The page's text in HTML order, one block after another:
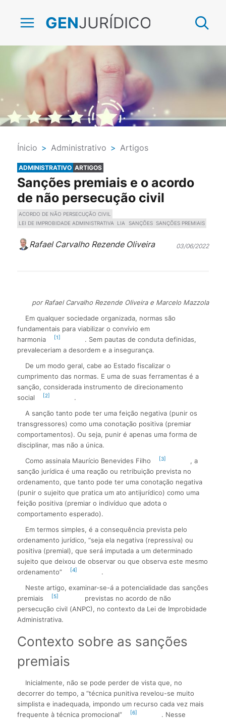
GENJURÍDICO
Ínicio > Administrativo > Artigos
ADMINISTRATIVO ARTIGOS
Sanções premiais e o acordo
de não persecução civil
ACORDO DE NÃO PERSECUÇÃO CIVIL
LEI DE IMPROBIDADE ADMINISTRATIVA
LIA SANÇÕES SANÇÕES PREMIAIS
Rafael Carvalho Rezende Oliveira 03/06/2022
por Rafael Carvalho Rezende Oliveira e Marcelo Mazzola
Em qualquer sociedade organizada, normas são
fundamentais para viabilizar o convívio em
harmonia
[1]
. Sem pautas de conduta definidas,
prevaleceriam a desordem e a insegurança.
De um modo geral, cabe ao Estado fiscalizar o
cumprimento das normas. E uma de suas ferramentas é a
sanção, considerada instrumento de direcionamento
social
[2]
.
A sanção tanto pode ter uma feição negativa (punir os
transgressores) como uma conotação positiva (premiar
comportamentos). Ou seja, punir é apenas uma forma de
disciplinar, mas não a única.
Como assinala Maurício Benevides Filho
[3]
, a
sanção jurídica é uma reação ou retribuição prevista no
ordenamento, que tanto pode ter uma conotação negativa
(punir o sujeito que pratica um ato antijurídico) como uma
feição positiva (premiar o indivíduo que adota o
comportamento esperado).
Em termos simples, é a consequência prevista pelo
ordenamento jurídico, “seja ela negativa (repressiva) ou
positiva (premial), que será imputada a um determinado
sujeito que deixou de observar ou que observa este mesmo
ordenamento”
[4]
.
Neste artigo, examinar-se-á a potencialidade das sanções
premiais
[5]
previstas no acordo de não
persecução civil (ANPC), no contexto da Lei de Improbidade
Administrativa.
Contexto sobre as sanções
premiais
Inicialmente, não se pode perder de vista que, no
decorrer do tempo, a “técnica punitiva revelou-se muito
simplista e inadequada, impondo um recurso cada vez mais
frequente à técnica promocional”
[6]
. Nesse